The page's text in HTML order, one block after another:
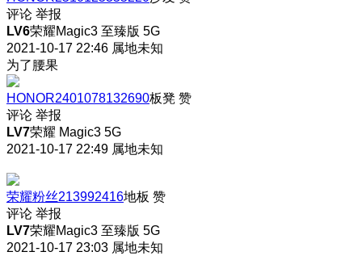
评论 举报
LV6荣耀Magic3 至臻版 5G
2021-10-17 22:46 属地未知
为了腰果
HONOR2401078132690板凳 赞
评论 举报
LV7荣耀 Magic3 5G
2021-10-17 22:49 属地未知
荣耀粉丝213992416地板 赞
评论 举报
LV7荣耀Magic3 至臻版 5G
2021-10-17 23:03 属地未知